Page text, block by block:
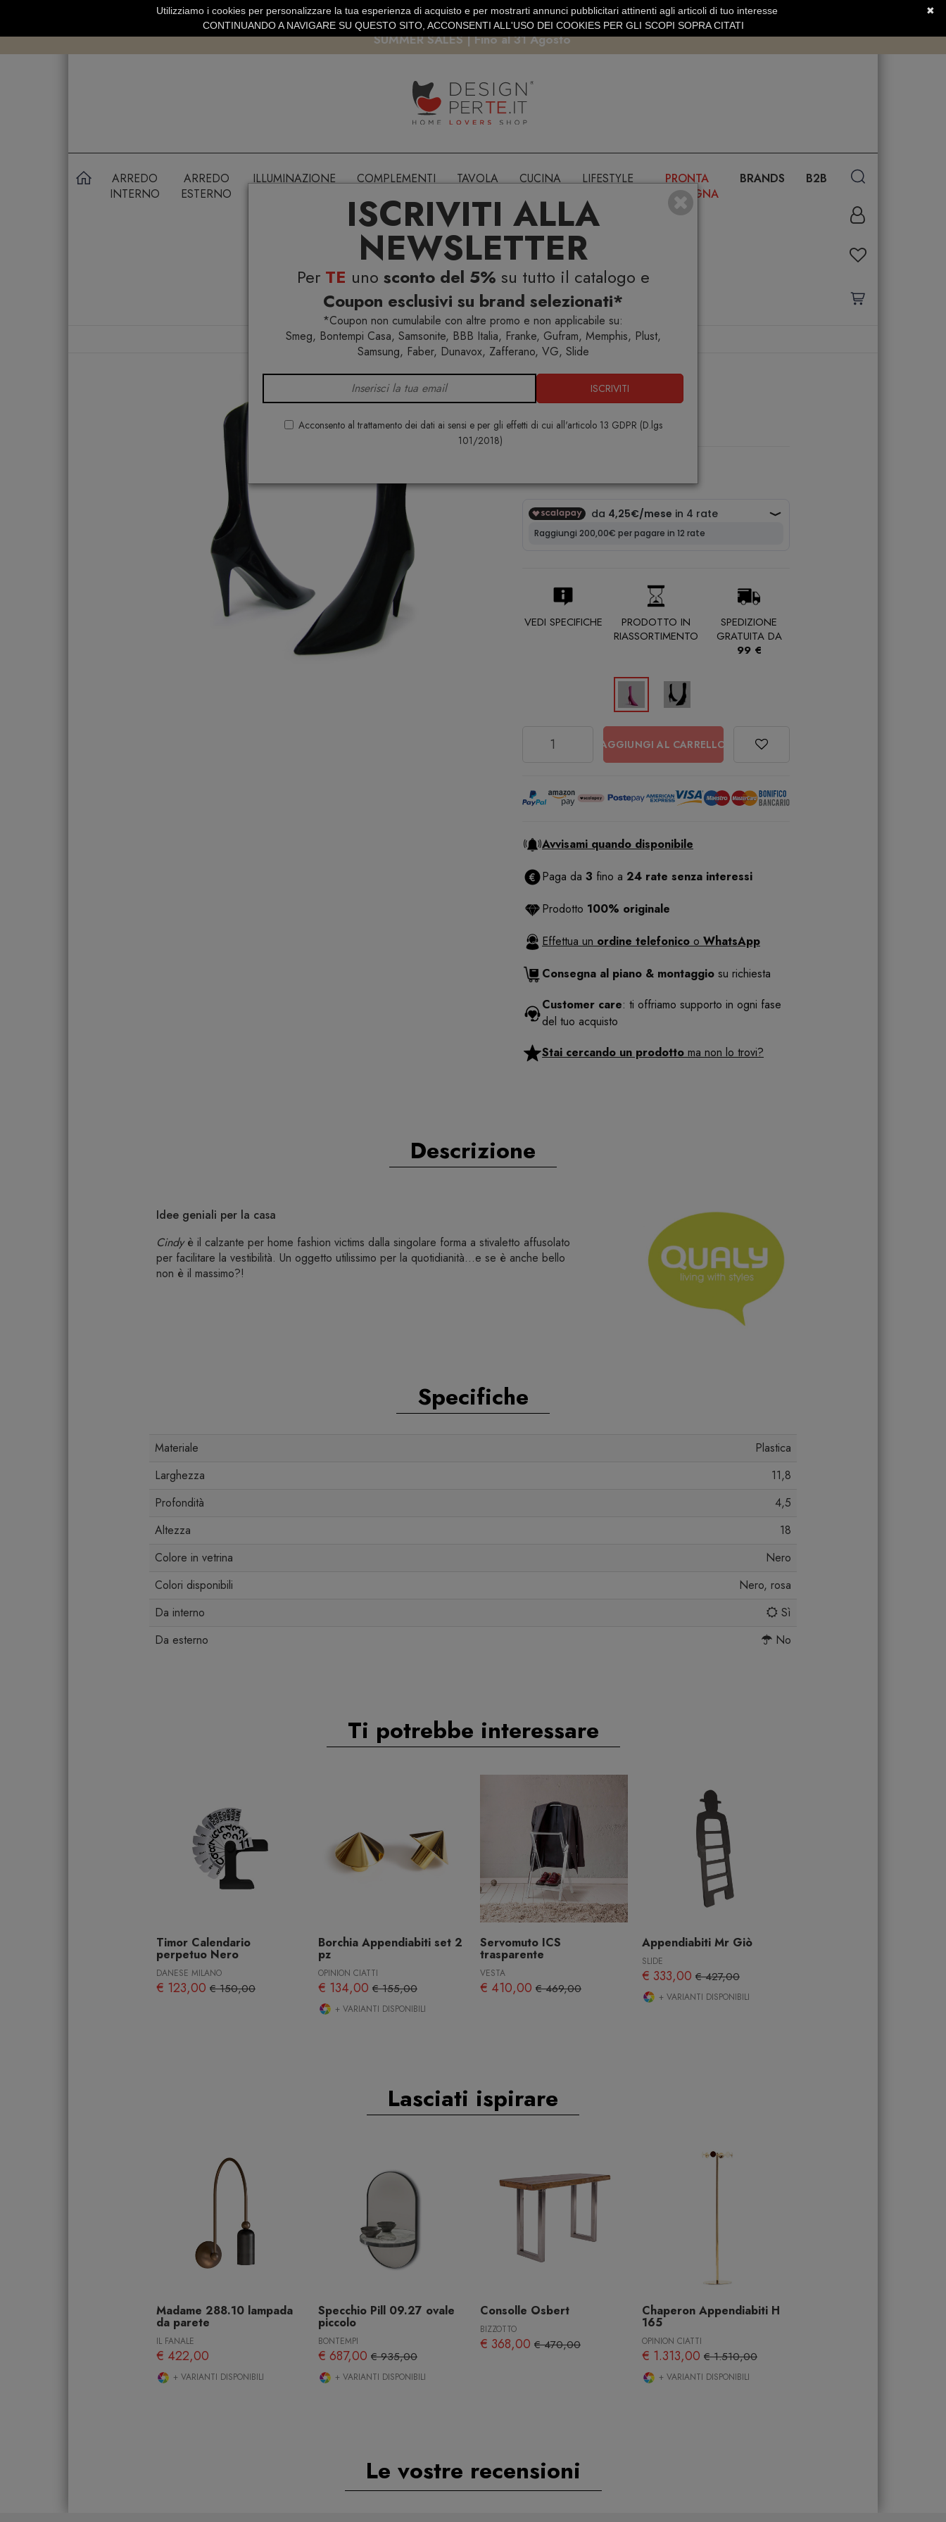
ISCRIVITI ALLA
NEWSLETTER
Per TE uno sconto del 5% su tutto il catalogo e
Coupon esclusivi su brand selezionati*
*Coupon non cumulabile con altre promo e non applicabile su:
Smeg, Bontempi Casa, Samsonite, BBB Italia, Franke, Gufram, Memphis, Plust,
Samsung, Faber, Dunavox, Zafferano, VG, Slide
ISCRIVITI
Acconsento al trattamento dei dati ai sensi e per gli effetti di cui all'articolo 13 GDPR (D.lgs
101/2018)
SPEDIZIONE GRATUITA SOPRA 99 EURO PAGAMENTO SICURO PAYPAL · CARTA DI CREDITO SERVIZIO CLIENTI +39.0773.470.562
SUMMER SALES | Fino al 31 Agosto
ARREDO
INTERNO
ARREDO
ESTERNO
ILLUMINAZIONE COMPLEMENTI TAVOLA CUCINA LIFESTYLE
PRONTA
CONSEGNA
BRANDS B2B
Home Complementi Soprammobili Calzante Cindy
Calzante Cindy
QUALY
VEDI SPECIFICHE
PRODOTTO IN
RIASSORTIMENTO
SPEDIZIONE
GRATUITA DA
99 €
AGGIUNGI AL CARRELLO
Avvisami quando disponibile
Paga da 3 fino a 24 rate senza interessi
Prodotto 100% originale
Effettua un ordine telefonico o WhatsApp
Consegna al piano & montaggio su richiesta
Customer care: ti offriamo supporto in ogni fase
del tuo acquisto
Stai cercando un prodotto ma non lo trovi?
Descrizione
Idee geniali per la casa
Cindyè il calzante per home fashion victims dalla singolare forma a stivaletto affusolato
per facilitare la vestibilità. Un oggetto utilissimo per la quotidianità...e se è anche bello
non è il massimo?!
Specifiche
Materiale
Plastica
Larghezza
11,8
Profondità
4,5
Altezza
18
Colore in vetrina
Nero
Colori disponibili
Nero, rosa
Da interno
Sì
Da esterno
No
Ti potrebbe interessare
Timor Calendario
perpetuo Nero
DANESE MILANO
€ 123,00 € 150,00
Borchia Appendiabiti set 2
pz
OPINION CIATTI
€ 134,00 € 155,00
+ VARIANTI DISPONIBILI
Servomuto ICS
trasparente
VESTA
€ 410,00 € 469,00
Appendiabiti Mr Giò
SLIDE
€ 333,00 € 427,00
+ VARIANTI DISPONIBILI
Lasciati ispirare
Madame 288.10 lampada
da parete
IL FANALE
€ 422,00
+ VARIANTI DISPONIBILI
Specchio Pill 09.27 ovale
piccolo
BONTEMPI
€ 687,00 € 935,00
+ VARIANTI DISPONIBILI
Consolle Osbert
BIZZOTTO
€ 368,00 € 470,00
Chaperon Appendiabiti H
165
OPINION CIATTI
€ 1.313,00 € 1.510,00
+ VARIANTI DISPONIBILI
Le vostre recensioni
✖
Utilizziamo i cookies per personalizzare la tua esperienza di acquisto e per mostrarti annunci pubblicitari attinenti agli articoli di tuo interesse
CONTINUANDO A NAVIGARE SU QUESTO SITO, ACCONSENTI ALL'USO DEI COOKIES PER GLI SCOPI SOPRA CITATI